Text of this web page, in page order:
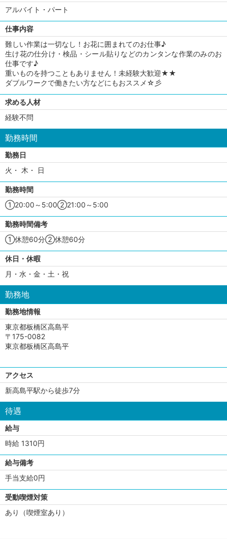
アルバイト・パート
仕事内容
難しい作業は一切なし！お花に囲まれてのお仕事♪
生け花の仕分け・検品・シール貼りなどのカンタンな作業のみのお
仕事です♪
重いものを持つこともありません！未経験大歓迎★★
ダブルワークで働きたい方などにもおススメ☆彡
求める人材
経験不問
勤務時間
勤務日
火・ 木・ 日
勤務時間
①20:00～5:00②21:00～5:00
勤務時間備考
①休憩60分②休憩60分
休日・休暇
月・水・金・土・祝
勤務地
勤務地情報
東京都板橋区高島平
〒175-0082
東京都板橋区高島平
アクセス
新高島平駅から徒歩7分
待遇
給与
時給 1310円
給与備考
手当支給0円
受動喫煙対策
あり（喫煙室あり）